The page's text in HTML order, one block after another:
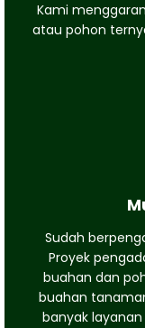
Kami
atau pohon
Sudah
Proyek
buahan dan
buahan
banyak